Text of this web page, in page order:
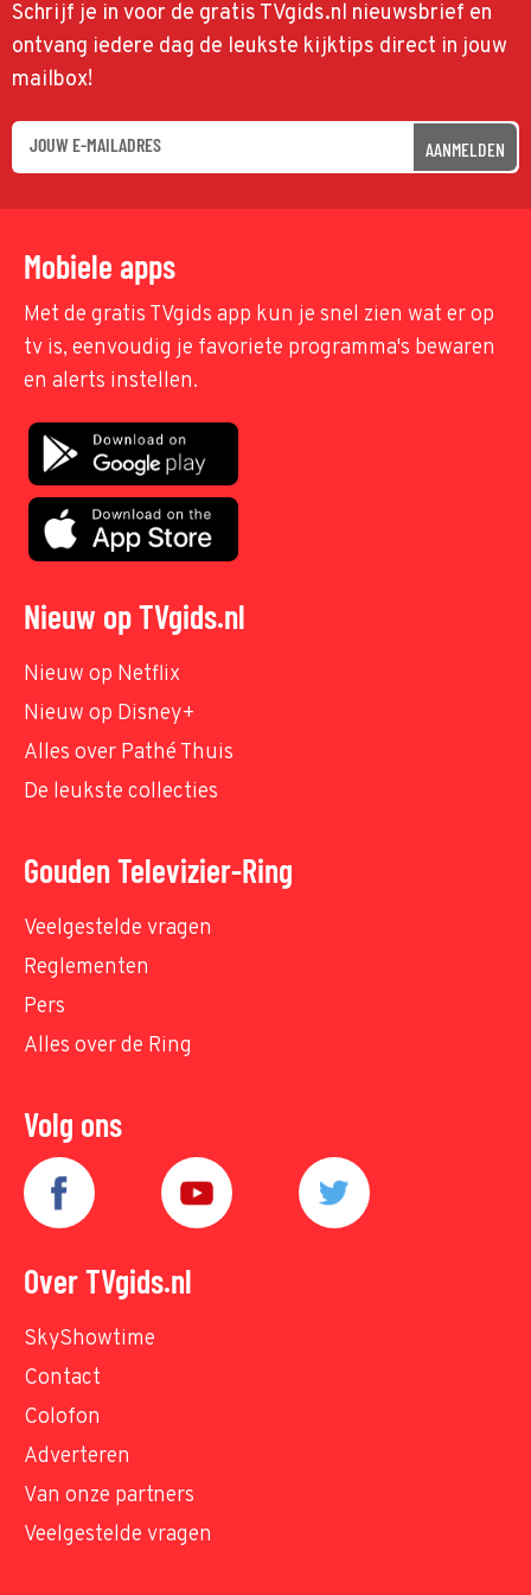
Schrijf je in voor de gratis TVgids.nl nieuwsbrief en
ontvang iedere dag de leukste kijktips direct in jouw
mailbox!
AANMELDEN
Mobiele apps
Met de gratis TVgids app kun je snel zien wat er op
tv is, eenvoudig je favoriete programma's bewaren
en alerts instellen.
Nieuw op TVgids.nl
Nieuw op Netflix
Nieuw op Disney+
Alles over Pathé Thuis
De leukste collecties
Gouden Televizier-Ring
Veelgestelde vragen
Reglementen
Pers
Alles over de Ring
Volg ons
Over TVgids.nl
SkyShowtime
Contact
Colofon
Adverteren
Van onze partners
Veelgestelde vragen